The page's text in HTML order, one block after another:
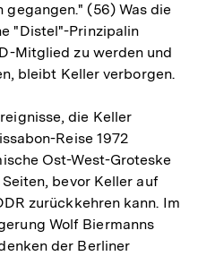
gegangen." (56) Was die
"Distel"-Prinzipalin
Mitglied zu werden und
bleibt Keller verborgen.
die Keller
Reise 1972
Ost-West-Groteske
bevor Keller auf
zurückkehren kann. Im
Wolf Biermanns
der Berliner